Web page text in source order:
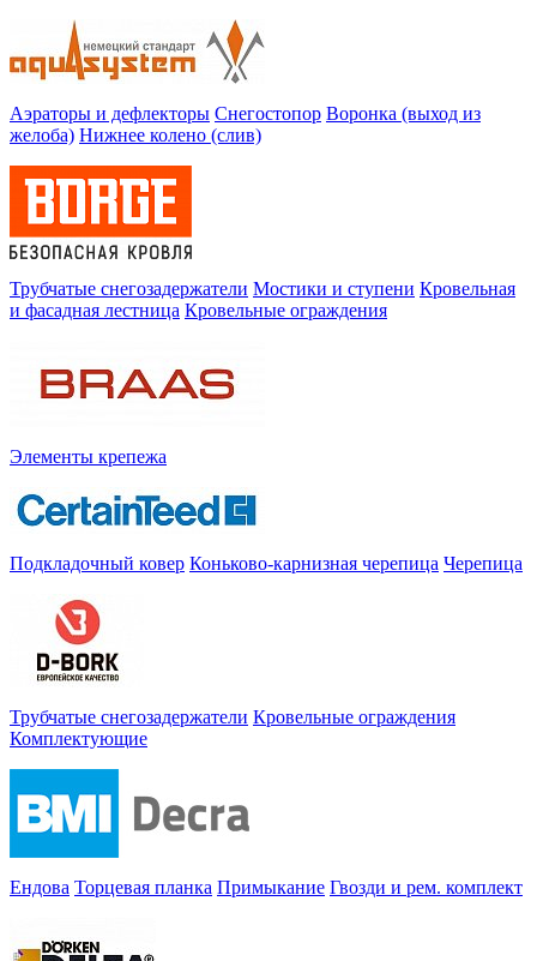
Аэраторы и дефлекторы Снегостопор Воронка (выход из
желоба) Нижнее колено (слив)
Трубчатые снегозадержатели Мостики и ступени Кровельная
и фасадная лестница Кровельные ограждения
Элементы крепежа
Подкладочный ковер Коньково-карнизная черепица Черепица
Трубчатые снегозадержатели Кровельные ограждения
Комплектующие
Ендова Торцевая планка Примыкание Гвозди и рем. комплект